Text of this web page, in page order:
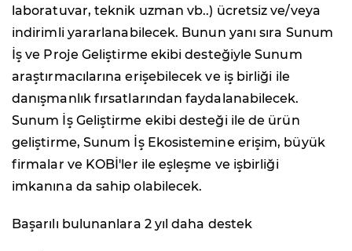
laboratuvar, teknik uzman vb..) ücretsiz ve/veya
indirimli yararlanabilecek. Bunun yanı sıra Sunum
İş ve Proje Geliştirme ekibi desteğiyle Sunum
araştırmacılarına erişebilecek ve iş birliği ile
danışmanlık fırsatlarından faydalanabilecek.
Sunum İş Geliştirme ekibi desteği ile de ürün
geliştirme, Sunum İş Ekosistemine erişim, büyük
firmalar ve KOBİ'ler ile eşleşme ve işbirliği
imkanına da sahip olabilecek.
Başarılı bulunanlara 2 yıl daha destek